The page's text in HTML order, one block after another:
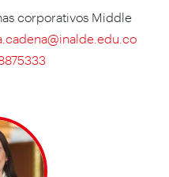
corporativos Middle